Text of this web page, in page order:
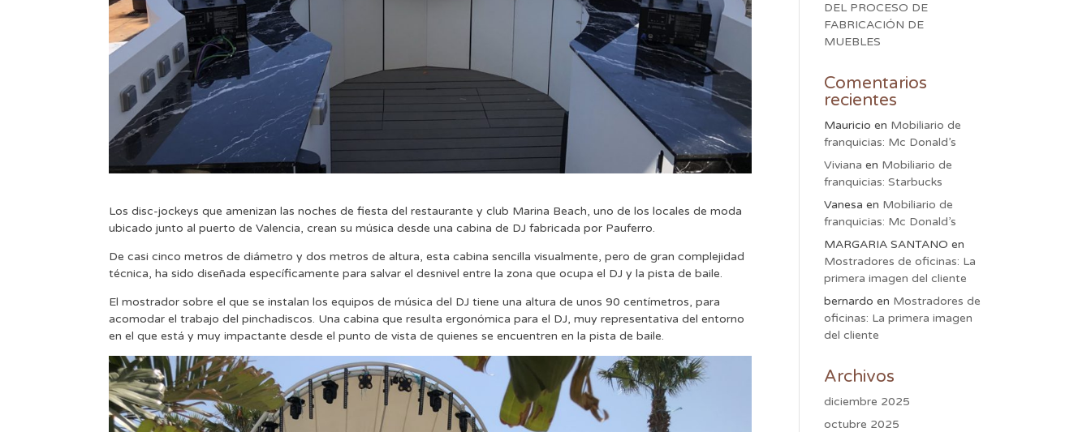
Los disc-jockeys que amenizan las noches de fiesta del restaurante y club Marina Beach, uno de los locales de moda
ubicado junto al puerto de Valencia, crean su música desde una cabina de DJ fabricada por Pauferro.
De casi cinco metros de diámetro y dos metros de altura, esta cabina sencilla visualmente, pero de gran complejidad
técnica, ha sido diseñada específicamente para salvar el desnivel entre la zona que ocupa el DJ y la pista de baile.
El mostrador sobre el que se instalan los equipos de música del DJ tiene una altura de unos 90 centímetros, para
acomodar el trabajo del pinchadiscos. Una cabina que resulta ergonómica para el DJ, muy representativa del entorno
en el que está y muy impactante desde el punto de vista de quienes se encuentren en la pista de baile.
DEL PROCESO DE
FABRICACIÓN DE
MUEBLES
Comentarios
recientes
Mauricio en Mobiliario de
franquicias: Mc Donald’s
Viviana en Mobiliario de
franquicias: Starbucks
Vanesa en Mobiliario de
franquicias: Mc Donald’s
MARGARIA SANTANO en
Mostradores de oficinas: La
primera imagen del cliente
bernardo en Mostradores de
oficinas: La primera imagen
del cliente
Archivos
diciembre 2025
octubre 2025